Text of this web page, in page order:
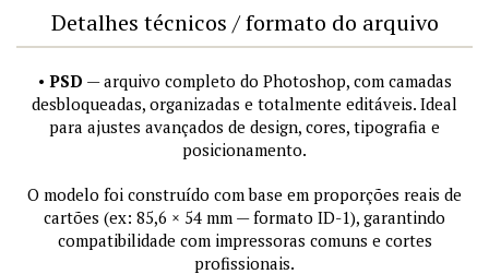
Detalhes técnicos / formato do arquivo
• PSD — arquivo completo do Photoshop, com camadas
desbloqueadas, organizadas e totalmente editáveis. Ideal
para ajustes avançados de design, cores, tipografia e
posicionamento.
O modelo foi construído com base em proporções reais de
cartões (ex: 85,6 × 54 mm — formato ID-1), garantindo
compatibilidade com impressoras comuns e cortes
profissionais.